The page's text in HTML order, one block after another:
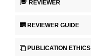
REVIEWER
REVIEWER GUIDE
PUBLICATION ETHICS